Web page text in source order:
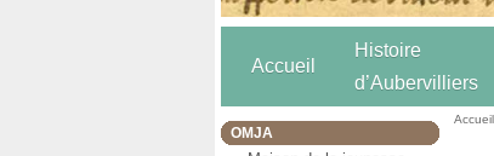
Accueil
Histoire
d’Aubervilliers
OMJA
Accueil